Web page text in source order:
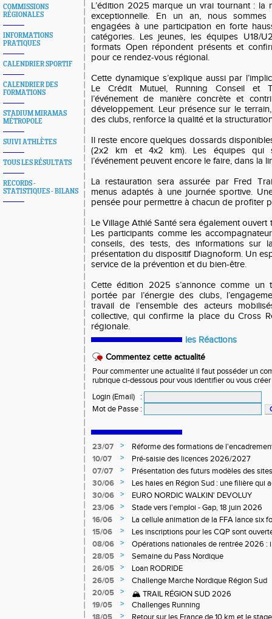
COMMISSIONS
RÉGIONALES
INFORMATIONS
PRATIQUES
CALENDRIER SPORTIF
CALENDRIER DES
FORMATIONS
STADIUM MIRAMAS
MÉTROPOLE
SUIVI ATHLÈTES
TOUS LES RÉSULTATS
RECORDS -
STATISTIQUES - BILANS
L’édition 2025 marque un vrai tournant : la
exceptionnelle. En un an, nous
engagées à une participation en forte
catégories. Les jeunes, les équipes U18/
formats Open répondent présents et
pour ce rendez-vous régional.
Cette dynamique s’explique aussi par
Le Crédit Mutuel, Running Conseil et
l’événement de manière concrète et
développement. Leur présence sur le
des clubs, renforce la qualité et la
Il reste encore quelques dossards
(2x2 km et 4x2 km). Les équipes qui
l’événement peuvent encore le faire, dans la
La restauration sera assurée par Fred
menus adaptés à une journée sportive.
pensée pour permettre à chacun de profiter
Le Village Athlé Santé sera également
Les participants comme les
conseils, des tests, des informations sur
présentation du dispositif Diagnoform. Un
service de la prévention et du bien-être.
Cette édition 2025 s’annonce comme un
portée par l’énergie des clubs,
travail de l’ensemble des acteurs
collective, qui confirme la place du Cross
régionale.
les Réactions
Commentez cette actualité
Pour commenter une actualité il faut posséder un
rubrique ci-dessous pour vous identifier ou vous
Login (Email)
:
Mot de Passe :
23/07 >
Réforme des formations de
10/07
>
Pré-saisie des licences 2026/2027
07/07
>
Présentation des futurs modèles des
30/06
>
Les haies en Région Sud : une filière qui
30/06
>
EURO NORDIC WALKIN' DEVOLUY
23/06
>
Stade vers l'emploi - Gap, 18 juin 2026
16/06
>
La cellule animation de la FFA lance six
Niveau 1 et 3 pour ACR Niveau 2)
15/06 >
Les inscriptions pour les CQP sont
Qualification Professionnelle)
08/06 >
Opérations nationales de rentrée 2026 :
28/05
>
Semaine du Pass Nordique
26/05
>
Loan RODRIDE
26/05
>
Challenge Marche Nordique Région Sud
20/05
>
🏔️ TRAIL RÉGION SUD 2026
19/05
>
Challenges Running
>